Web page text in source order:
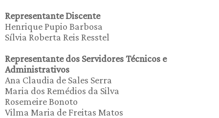
Representante Discente
Henrique Pupio Barbosa
Sílvia Roberta Reis Resstel
Representante dos Servidores Técnicos e
Administrativos
Ana Claudia de Sales Serra
Maria dos Remédios da Silva
Rosemeire Bonoto
Vilma Maria de Freitas Matos